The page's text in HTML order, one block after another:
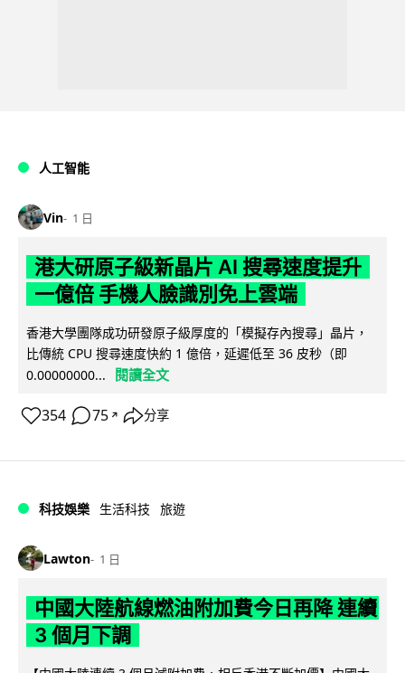
人工智能
Vin 1 日
港大研原子級新晶片 AI 搜尋速度提升
一億倍 手機人臉識別免上雲端
香港大學團隊成功研發原子級厚度的「模擬存內搜尋」晶片，
比傳統 CPU 搜尋速度快約 1 億倍，延遲低至 36 皮秒（即
0.00000000...
閱讀全文
354 75 ↗ 分享
科技娛樂 生活科技 旅遊
Lawton 1 日
中國大陸航線燃油附加費今日再降 連續
3 個月下調